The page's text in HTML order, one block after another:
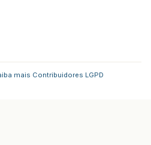
mais Contribuidores LGPD